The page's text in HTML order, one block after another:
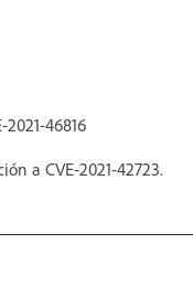
46816
a CVE-2021-42723.